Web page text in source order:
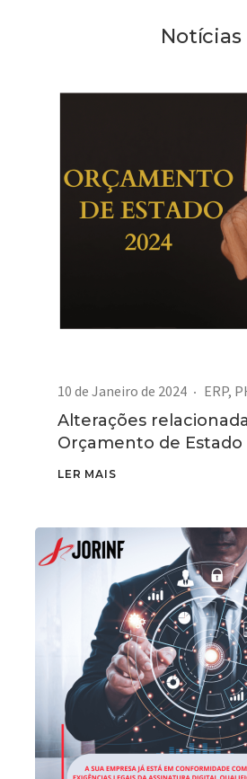
Notícias
10 de Janeiro de 2024 ERP,
Alterações
Orçamento de Estado
LER MAIS